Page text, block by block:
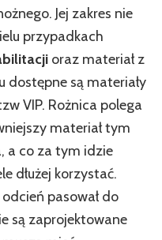
Jej zakres nie
przypadkach
oraz materiał z
dostępne są materiały
VIP. Rożnica polega
materiał tym
a co za tym idzie
dłużej korzystać.
pasował do
są zaprojektowane